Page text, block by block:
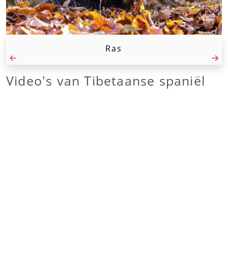
Ras
Video's vanTibetaanse spaniël